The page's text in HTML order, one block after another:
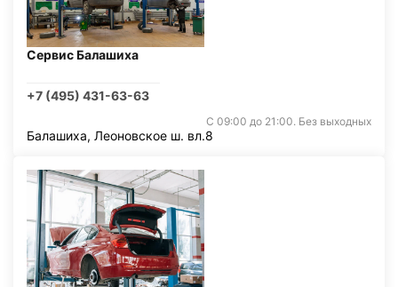
Сервис Балашиха
+7 (495) 431-63-63
С 09:00 до 21:00. Без выходных
Балашиха, Леоновское ш. вл.8